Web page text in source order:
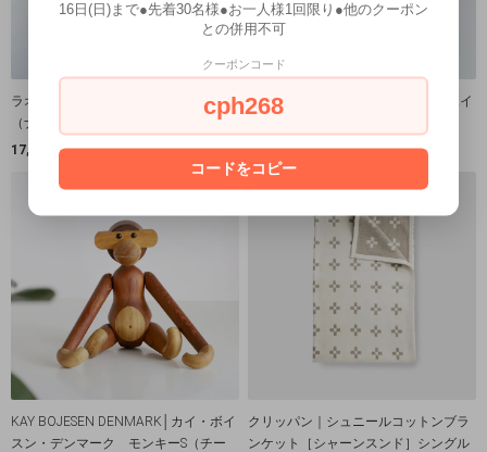
ラオス葛手編み タッセル付き バッグ
（ナチュラル）
17,600円(税込)
KAY BOJESEN DENMARK│カイ・ボイ
26,400円(税込)
KAY BOJESEN DENMARK│カイ・ボイ
スン・デンマーク モンキーS（チー
クリッパン｜シュニールコットンブラ
ンケット［シャーンスンド］シングル
16日(日)まで●先着30名様●お一人様1回限り●他のクーポン
との併用不可
クーポンコード
cph268
コードをコピー